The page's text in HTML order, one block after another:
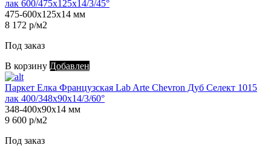
лак 600/475х125х14/3/45°
475-600х125х14 мм
8 172 р/м2
Под заказ
В корзину Добавлен
Паркет Елка Французская Lab Arte Chevron Дуб Селект 1015
лак 400/348х90х14/3/60°
348-400х90х14 мм
9 600 р/м2
Под заказ